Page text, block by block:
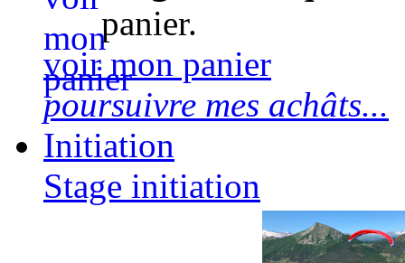
panier.
voir mon panier
poursuivre mes achâts...
Initiation
Stage initiation